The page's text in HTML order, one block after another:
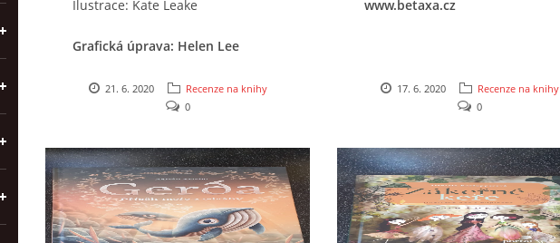
Ilustrace: Kate Leake
Grafická úprava: Helen Lee
Doplňkové ilustrace: Katie Lovell
21. 6. 2020
Recenze na knihy
0
www.betaxa.cz
17. 6. 2020
Recenze na knihy
0